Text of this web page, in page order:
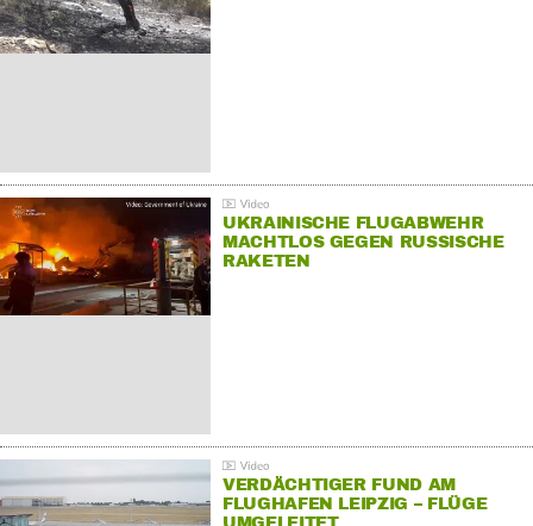
UKRAINISCHE FLUGABWEHR
MACHTLOS GEGEN RUSSISCHE
RAKETEN
VERDÄCHTIGER FUND AM
FLUGHAFEN LEIPZIG – FLÜGE